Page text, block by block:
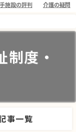
施設の評判 介護の疑問
度・
事一覧